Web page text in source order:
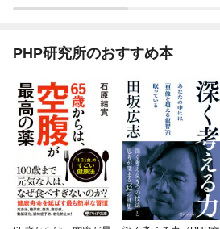
PHP研究所のおすすめ本